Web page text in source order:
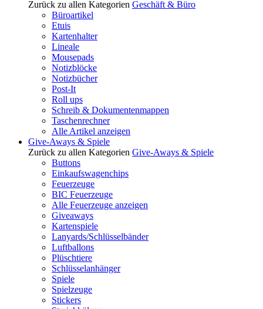
Zurück zu allen Kategorien Geschäft & Büro
Büroartikel
Etuis
Kartenhalter
Lineale
Mousepads
Notizblöcke
Notizbücher
Post-It
Roll ups
Schreib & Dokumentenmappen
Taschenrechner
Alle Artikel anzeigen
Give-Aways & Spiele
Zurück zu allen Kategorien Give-Aways & Spiele
Buttons
Einkaufswagenchips
Feuerzeuge
BIC Feuerzeuge
Alle Feuerzeuge anzeigen
Giveaways
Kartenspiele
Lanyards/Schlüsselbänder
Luftballons
Plüschtiere
Schlüsselanhänger
Spiele
Spielzeuge
Stickers